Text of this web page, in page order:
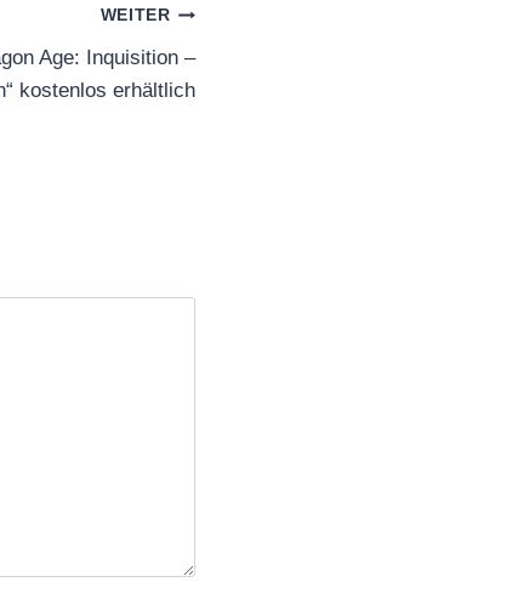
WEITER
Age: Inquisition –
kostenlos erhältlich